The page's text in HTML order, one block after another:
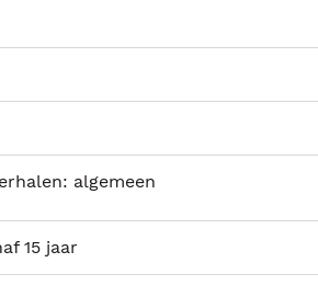
algemeen
15 jaar